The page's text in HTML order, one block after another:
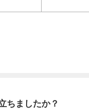
ちましたか？